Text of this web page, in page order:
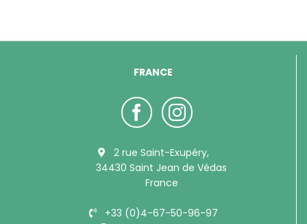
FRANCE
2 rue Saint-Exupéry,
34430 Saint Jean de Védas
France
+33 (0)4-67-50-96-97